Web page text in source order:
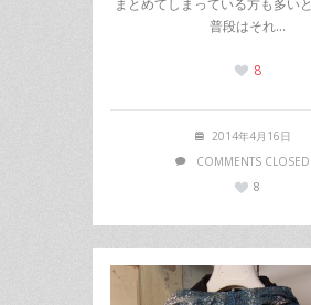
普段はそれ…
8
2014年4月16日
COMMENTS CLOSED
8